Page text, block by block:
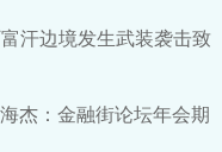
汗边境发生武装袭击致
杰：金融街论坛年会期